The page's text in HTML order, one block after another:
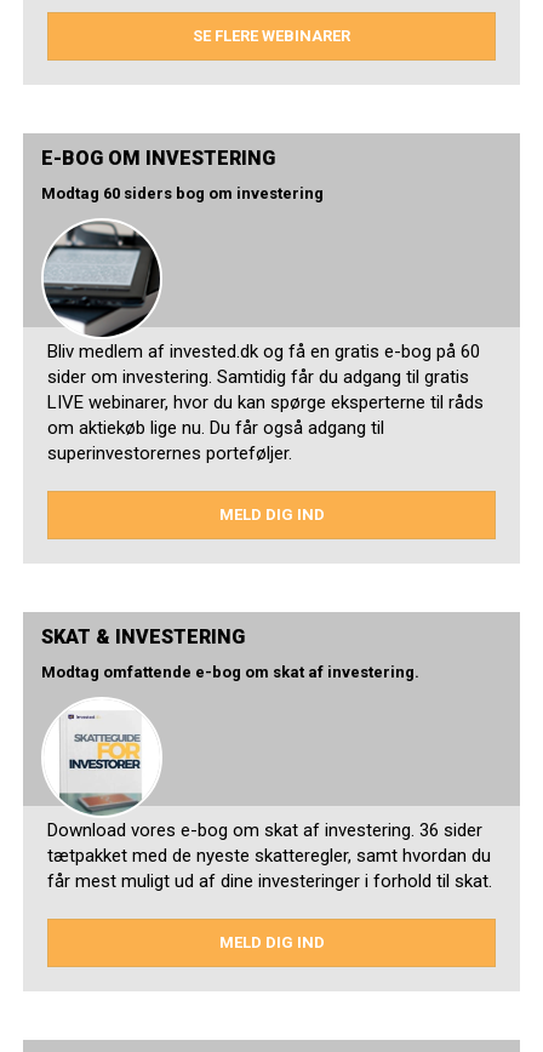
SE FLERE WEBINARER
E-BOG OM INVESTERING
Modtag 60 siders bog om investering
Bliv medlem af invested.dk og få en gratis e-bog på 60
sider om investering. Samtidig får du adgang til gratis
LIVE webinarer, hvor du kan spørge eksperterne til råds
om aktiekøb lige nu. Du får også adgang til
superinvestorernes porteføljer.
MELD DIG IND
SKAT & INVESTERING
Modtag omfattende e-bog om skat af investering.
Download vores e-bog om skat af investering. 36 sider
tætpakket med de nyeste skatteregler, samt hvordan du
får mest muligt ud af dine investeringer i forhold til skat.
MELD DIG IND